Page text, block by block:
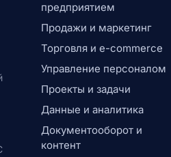
предприятием
Продажи и маркетинг
Торговля и e-commerce
Управление персоналом
Проекты и задачи
Данные и аналитика
Документооборот и
контент